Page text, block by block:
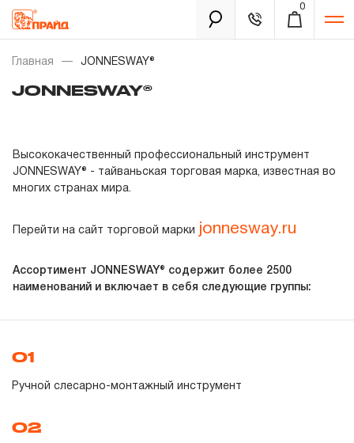
0
Каталог
Новинки
Распродажа
Уцененный товар
О нас
Гарантия и сервис
Доставка и оплата
Забыли пароль?
Главная JONNESWAY®
JONNESWAY®
Высококачественный профессиональный инструмент
JONNESWAY® - тайваньская торговая марка, известная во
многих странах мира.
Перейти на сайт торговой марки jonnesway.ru
Ассортимент JONNESWAY® содержит более 2500
наименований и включает в себя следующие группы:
01
Ручной слесарно-монтажный инструмент
02